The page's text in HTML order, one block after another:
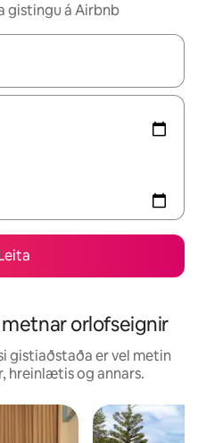
gistingu á Airbnb
skaltu nota upp og niður
orlofseignir
gistiaðstaða er vel metin
hreinlætis og annars.